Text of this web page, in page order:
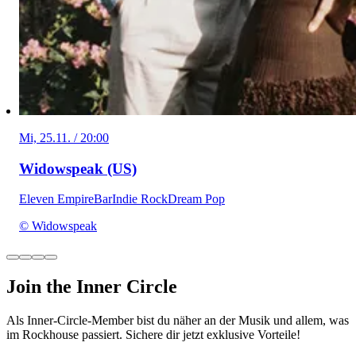
Mi, 25.11. / 20:00
Widowspeak (US)
Eleven EmpireBarIndie RockDream Pop
© Widowspeak
Join the Inner Circle
Als Inner-Circle-Member bist du näher an der Musik und allem, was
im Rockhouse passiert. Sichere dir jetzt exklusive Vorteile!